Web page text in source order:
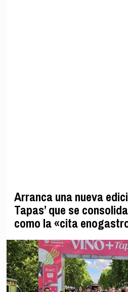
Arranca una nueva
Tapas’ que se
como la «cita